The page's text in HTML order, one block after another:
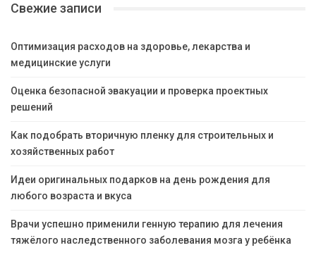
Свежие записи
Оптимизация расходов на здоровье, лекарства и
медицинские услуги
Оценка безопасной эвакуации и проверка проектных
решений
Как подобрать вторичную пленку для строительных и
хозяйственных работ
Идеи оригинальных подарков на день рождения для
любого возраста и вкуса
Врачи успешно применили генную терапию для лечения
тяжёлого наследственного заболевания мозга у ребёнка